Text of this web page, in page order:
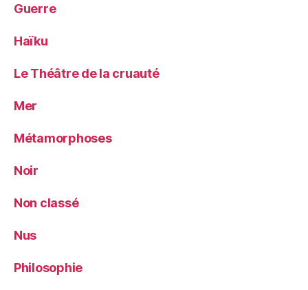
Guerre
Haïku
Le Théâtre de la cruauté
Mer
Métamorphoses
Noir
Non classé
Nus
Philosophie